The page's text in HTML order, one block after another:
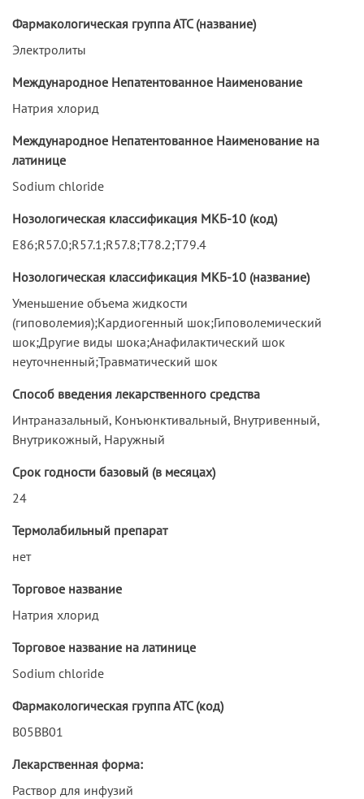
Фармакологическая группа АТС (название)
Электролиты
Международное Непатентованное Наименование
Натрия хлорид
Международное Непатентованное Наименование на
латинице
Sodium chloride
Нозологическая классификация МКБ-10 (код)
E86;R57.0;R57.1;R57.8;T78.2;T79.4
Нозологическая классификация МКБ-10 (название)
Уменьшение объема жидкости
(гиповолемия);Кардиогенный шок;Гиповолемический
шок;Другие виды шока;Анафилактический шок
неуточненный;Травматический шок
Способ введения лекарственного средства
Интраназальный, Конъюнктивальный, Внутривенный,
Внутрикожный, Наружный
Срок годности базовый (в месяцах)
24
Термолабильный препарат
нет
Торговое название
Натрия хлорид
Торговое название на латинице
Sodium chloride
Фармакологическая группа АТС (код)
B05BB01
Лекарственная форма:
Раствор для инфузий